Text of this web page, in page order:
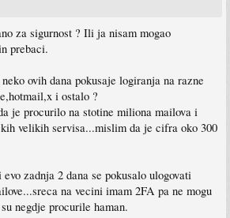
za sigurnost ? Ili ja nisam mogao
prebaci.
ovih dana pokusaje logiranja na razne
i ostalo ?
je procurilo na stotine miliona mailova i
velikih servisa...mislim da je cifra oko 300
zadnja 2 dana se pokusalo ulogovati
na vecini imam 2FA pa ne mogu
negdje procurile haman.